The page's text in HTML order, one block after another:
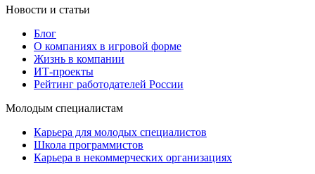
Новости и статьи
Блог
О компаниях в игровой форме
Жизнь в компании
ИТ-проекты
Рейтинг работодателей России
Молодым специалистам
Карьера для молодых специалистов
Школа программистов
Карьера в некоммерческих организациях